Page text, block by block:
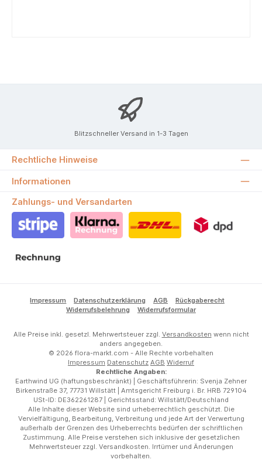
Blitzschneller Versand in 1-3 Tagen
Rechtliche Hinweise
Informationen
Zahlungs- und Versandarten
Impressum Datenschutzerklärung AGB
Rückgaberecht
Widerrufsbelehrung
Widerrufsformular
Alle Preise inkl. gesetzl. Mehrwertsteuer zzgl. Versandkosten wenn nicht
anders angegeben.
© 2026 flora-markt.com - Alle Rechte vorbehalten
Impressum Datenschutz AGB Widerruf
Rechtliche Angaben:
Earthwind UG (haftungsbeschränkt) | Geschäftsführerin: Svenja Zehner
Birkenstraße 37, 77731 Willstätt | Amtsgericht Freiburg i. Br. HRB 729104
USt-ID: DE362261287 | Gerichtsstand: Willstätt/Deutschland
Alle Inhalte dieser Website sind urheberrechtlich geschützt. Die
Vervielfältigung, Bearbeitung, Verbreitung und jede Art der Verwertung
außerhalb der Grenzen des Urheberrechts bedürfen der schriftlichen
Zustimmung. Alle Preise verstehen sich inklusive der gesetzlichen
Mehrwertsteuer zzgl. Versandkosten. Irrtümer und Änderungen
vorbehalten.